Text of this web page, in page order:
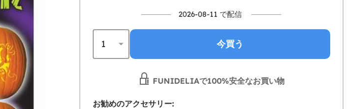
2026-08-11 で配信
今買う
FUNIDELIAで100%安全なお買い物
お勧めのアクセサリー: